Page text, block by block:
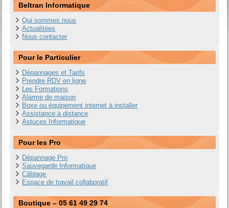
Beltran Informatique
Qui sommes nous
Actualitées
Nous contacter
Pour le Particulier
Dépannages et Tarifs
Prendre RDV en ligne
Les Formations
Alarme de maison
Boxe ou équipement internet à installer
Assistance à distance
Astuces Informatique
Pour les Pro
Dépannage Pro
Sauvegarde Informatique
Câblage
Espace de travail collaboratif
Boutique – 05 61 49 29 74